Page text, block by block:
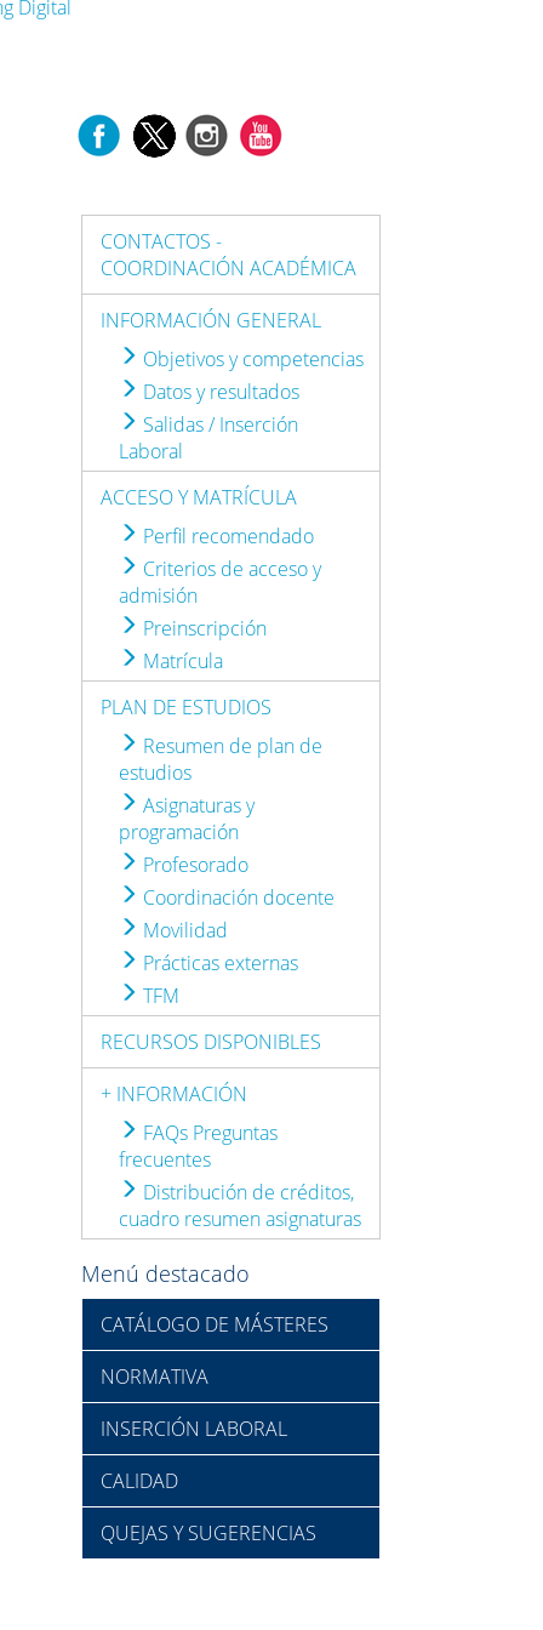
Digital
CONTACTOS -
COORDINACIÓN ACADÉMICA
INFORMACIÓN GENERAL
Objetivos y competencias
Datos y resultados
Salidas / Inserción
Laboral
ACCESO Y MATRÍCULA
Perfil recomendado
Criterios de acceso y
admisión
Preinscripción
Matrícula
PLAN DE ESTUDIOS
Resumen de plan de
estudios
Asignaturas y
programación
Profesorado
Coordinación docente
Movilidad
Prácticas externas
TFM
RECURSOS DISPONIBLES
+ INFORMACIÓN
FAQs Preguntas
frecuentes
Distribución de créditos,
cuadro resumen asignaturas
Menú destacado
CATÁLOGO DE MÁSTERES
NORMATIVA
INSERCIÓN LABORAL
CALIDAD
QUEJAS Y SUGERENCIAS